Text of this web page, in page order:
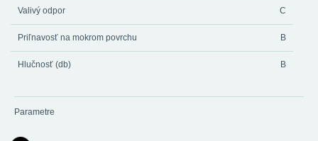
Valivý odpor C
Priľnavosť na mokrom povrchu B
Hlučnosť (db) B
Parametre